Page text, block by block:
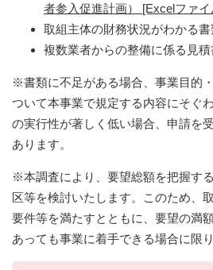
者参入促進計画） [Excelファイ
取組主体の財務状況がわかる書
複数業者からの整備に係る見積
※書類に不足がある場合、事業目的
ついて本事業で規定する内容にそぐ
の実行性が著しく低い場合、申請を
あります。
※本調査により、要望総額を把握す
区等を検討いたします。このため、
要件等を満たすとともに、要望の満
あっても事業に着手できる場合に限